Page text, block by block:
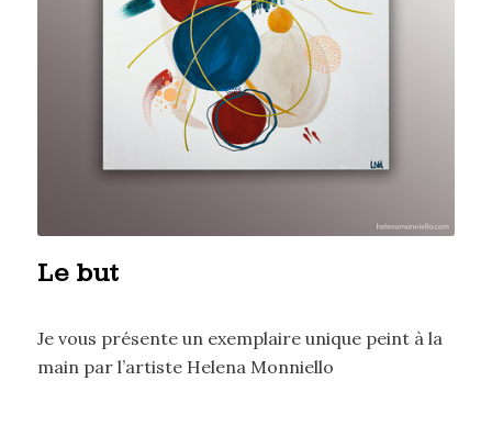
Le but
Je vous présente un exemplaire unique peint à la
main par l’artiste Helena Monniello